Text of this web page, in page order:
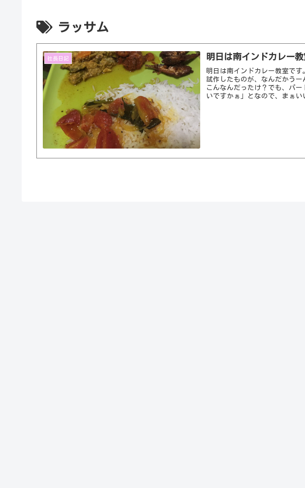
ラッサム
社長日記 明日は南インドカレー
明日は南インドカレー教室で
試作したものが、なんだかうー
こんなんだったけ？でも、パ
いですかぁ」となので、まぁ